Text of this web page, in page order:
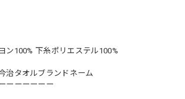
ン100% 下糸ポリエステル100%
治タオルブランドネーム
ーーーーーー